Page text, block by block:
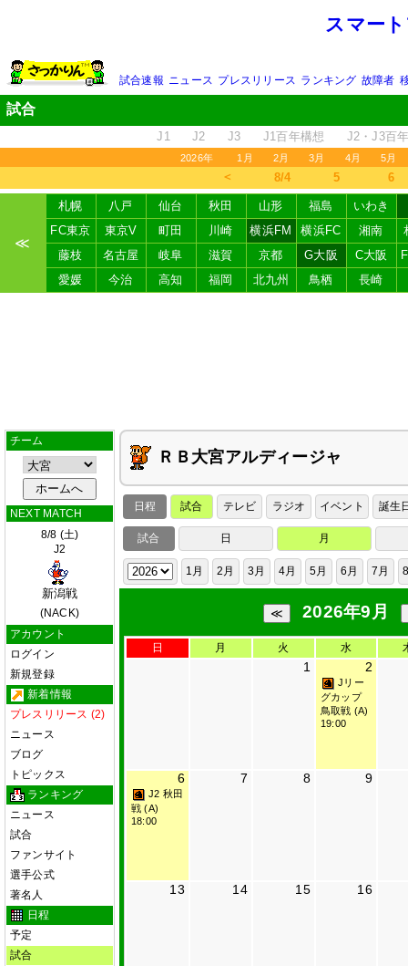
スマー
試合速報 ニュース プレスリリース ランキング 故障者
試合
J1 J2 J3 J1百年構想 J2・J3百
2026年 1月 2月 3月 4月 5月
＜ 8/4 5 6
≪
札幌 八戸 仙台 秋田 山形 福島
いわき
FC東京
東京V 町田 川崎 横浜FM 横浜FC 湘南
藤枝
名古屋 岐阜 滋賀 京都 G大阪 C大阪
愛媛
今治 高知 福岡 北九州 鳥栖 長崎
チーム
NEXT MATCH
8/8 (土)
J2
新潟戦
(NACK)
アカウント
ログイン
新規登録
新着情報
プレスリリース (2)
ニュース
ブログ
トピックス
ランキング
ニュース
試合
ファンサイト
選手公式
著名人
日程
予定
試合
ＲＢ大宮アルディージャ
日程 試合 テレビ ラジオ イベント 誕生
試合 日 月
1月 2月 3月 4月 5月 6月 7月
2026年9月
日 月 火 水
1 2
Jリー
グカップ
鳥取戦 (A)
19:00
6
J2 秋田
戦 (A)
18:00
7 8 9
13 14 15 16